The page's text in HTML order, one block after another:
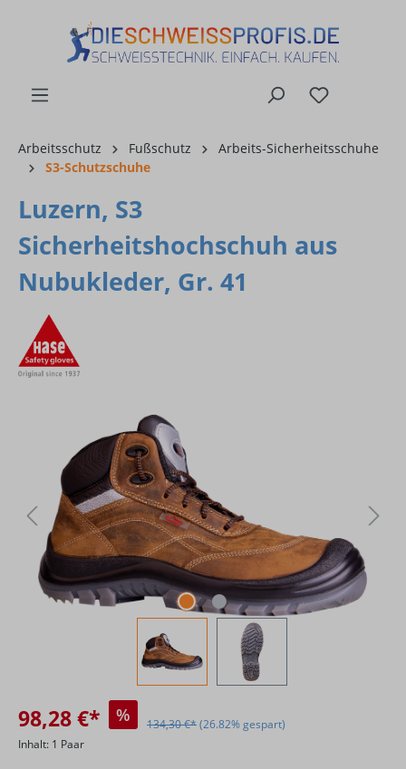
Arbeitsschutz Fußschutz
Arbeits-Sicherheitsschuhe
S3-Schutzschuhe
Luzern, S3
Sicherheitshochschuh aus
Nubukleder, Gr. 41
Bildergalerie überspringen
98,28 €* % 134,30 €*(26.82% gespart)
Inhalt: 1 Paar